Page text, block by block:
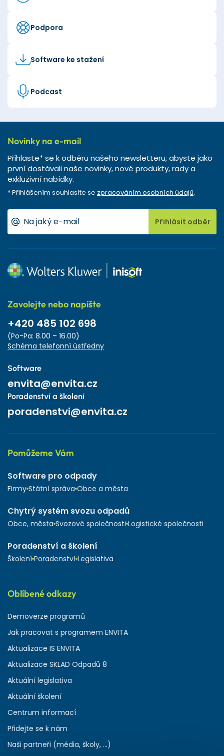
Podpora
Software ke stažení
Podcast
Novinky na e-mail
Přihlaste* se k odběru našeho newsletteru, abyste jako
první dostávali naše novinky, nové produkty, rady a
exkluzivní nabídky.
* Přihlášením souhlasíte se zpracováním osobních údajů.
Přihlásit odběr
Zavolejte nebo napište
+420 485 102 698
(Po-Pa: 8.00 – 16.00)
Schéma telefonní ústředny
Software
envita@envita.cz
Poradenství a školení
poradenstvi@envita.cz
Pomůžeme Vám
Software pro odpady
Firmy Státní správa Obce a města
Chytrý systém svozu odpadů
Obce, města Svozové společnosti Logistické společnosti
Poradenství a školení
Školení Poradenství Legislativa
Oblíbené odkazy
Demoverze programů
Jak pracovat s programem ENVITA
Aktualizace IS ENVITA
Aktualizace SKLAD Odpadů 8
Aktuální legislativa
Aktuální školení
Centrum informací
Přidejte se k nám
Naši partneři (média, školy, ...)